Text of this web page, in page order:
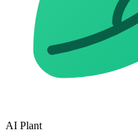
AI Plant